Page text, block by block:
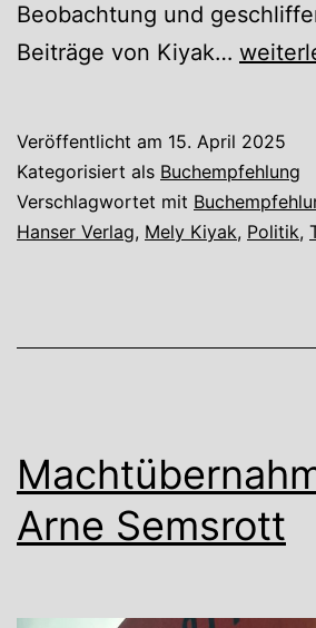
Beobachtung und
Beiträge von Kiyak…
mit
FlixBus
Kiyak
Veröffentlicht am 15. April 2025
Kategorisiert als Buchempfehlung
Verschlagwortet mit
Hanser Verlag, Mely Kiyak, Politik,
Arne Semsrott